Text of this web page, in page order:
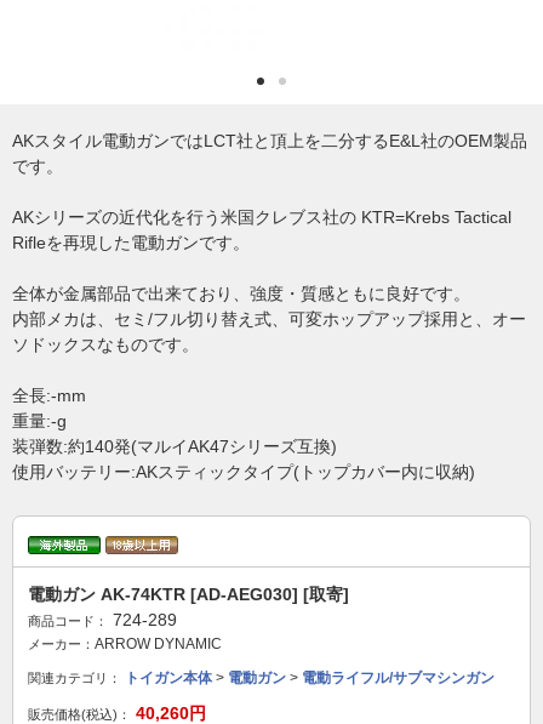
AKスタイル電動ガンではLCT社と頂上を二分するE&L社のOEM製品
です。
AKシリーズの近代化を行う米国クレブス社の KTR=Krebs Tactical
Rifleを再現した電動ガンです。
全体が金属部品で出来ており、強度・質感ともに良好です。
内部メカは、セミ/フル切り替え式、可変ホップアップ採用と、オー
ソドックスなものです。
全長:-mm
重量:-g
装弾数:約140発(マルイAK47シリーズ互換)
使用バッテリー:AKスティックタイプ(トップカバー内に収納)
電動ガン AK-74KTR [AD-AEG030] [取寄]
商品コード： 724-289
メーカー： ARROW DYNAMIC
関連カテゴリ： トイガン本体> 電動ガン > 電動ライフル/サブマシンガン
販売価格(税込)： 40,260円